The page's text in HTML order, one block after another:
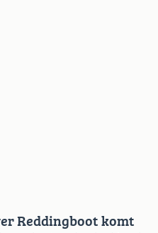
Reddingboot komt